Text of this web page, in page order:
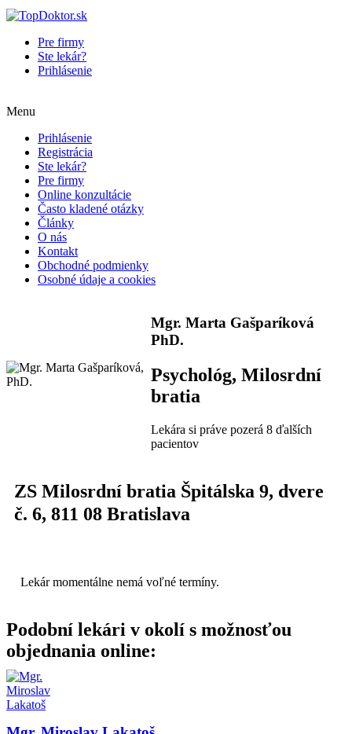
Pre firmy
Ste lekár?
Prihlásenie
Menu
Prihlásenie
Registrácia
Ste lekár?
Pre firmy
Online konzultácie
Často kladené otázky
Články
O nás
Kontakt
Obchodné podmienky
Osobné údaje a cookies
Mgr. Marta Gašparíková
PhD.
Psychológ, Milosrdní
bratia
Lekára si práve pozerá 8 ďalších
pacientov
ZS Milosrdní bratia Špitálska 9, dvere
č. 6, 811 08 Bratislava
Lekár momentálne nemá voľné termíny.
Podobní lekári v okolí s možnosťou
objednania online: